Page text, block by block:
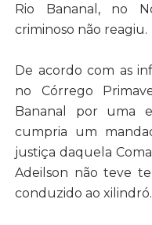
Rio Bananal, no
criminoso não reagiu.
De acordo com as
no Córrego
Bananal por uma
cumpria um
justiça daquela
Adeilson não teve
conduzido ao xilindró.